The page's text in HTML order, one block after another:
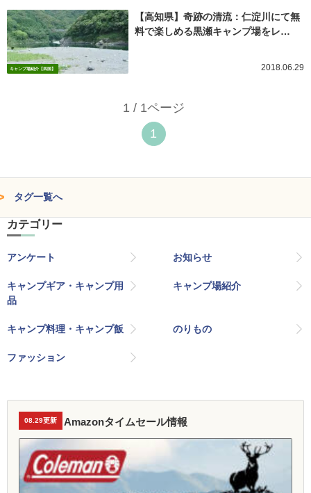
キャンプ場紹介【四国】
【高知県】奇跡の清流：仁淀川にて無
料で楽しめる黒瀬キャンプ場をレ…
2018.06.29
1 / 1ページ
1
タグ一覧へ
カテゴリー
アンケート お知らせ
キャンプギア・キャンプ用
品
キャンプ場紹介
キャンプ料理・キャンプ飯 のりもの
ファッション
08.29更新 Amazonタイムセール情報